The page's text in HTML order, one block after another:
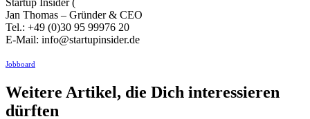
Jan Thomas – Gründer & CEO
Tel.: +49 (0)30 95 99976 20
E-Mail: info@startupinsider.de
Jobboard
Weitere Artikel, die Dich interessieren
dürften